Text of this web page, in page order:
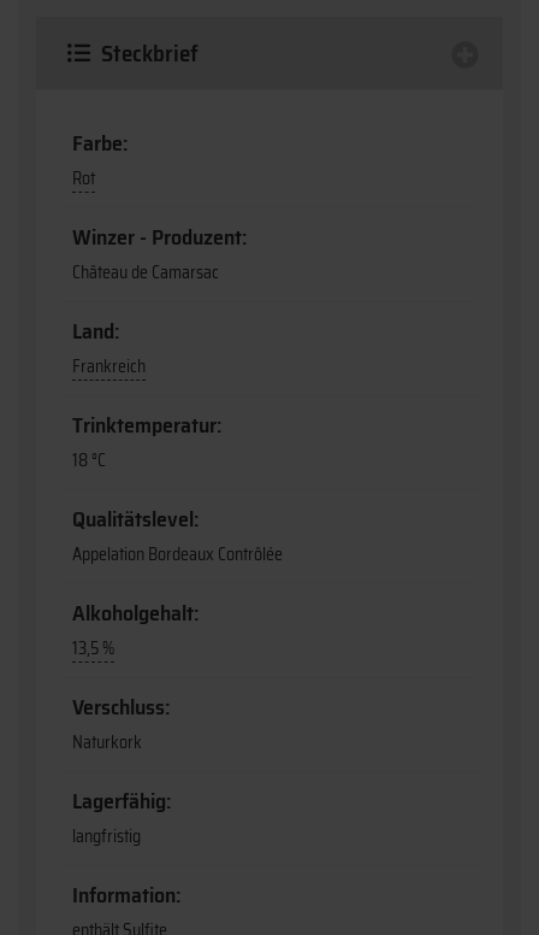
Steckbrief
Farbe:
Rot
Winzer - Produzent:
Château de Camarsac
Land:
Frankreich
Trinktemperatur:
18 °C
Qualitätslevel:
Appelation Bordeaux Contrôlée
Alkoholgehalt:
13,5 %
Verschluss:
Naturkork
Lagerfähig:
langfristig
Information: